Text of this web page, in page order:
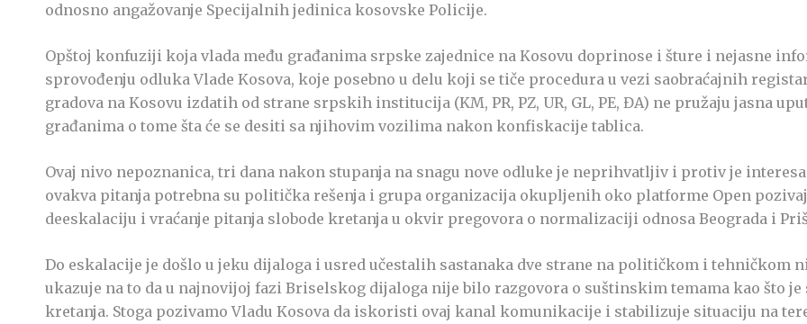
odnosno angažovanje Specijalnih jedinica kosovske Policije.
Opštoj konfuziji koja vlada među građanima srpske zajednice na Kosovu doprinose i šture i nejasne
sprovođenju odluka Vlade Kosova, koje posebno u delu koji se tiče procedura u vezi saobraćajnih
gradova na Kosovu izdatih od strane srpskih institucija (KM, PR, PZ, UR, GL, PE, ĐA) ne pružaju jasna
građanima o tome šta će se desiti sa njihovim vozilima nakon konfiskacije tablica.
Ovaj nivo nepoznanica, tri dana nakon stupanja na snagu nove odluke je neprihvatljiv i protiv je interesa
ovakva pitanja potrebna su politička rešenja i grupa organizacija okupljenih oko platforme Open
deeskalaciju i vraćanje pitanja slobode kretanja u okvir pregovora o normalizaciji odnosa Beograda i
Do eskalacije je došlo u jeku dijaloga i usred učestalih sastanaka dve strane na političkom i tehničkom
ukazuje na to da u najnovijoj fazi Briselskog dijaloga nije bilo razgovora o suštinskim temama kao što je
kretanja. Stoga pozivamo Vladu Kosova da iskoristi ovaj kanal komunikacije i stabilizuje situaciju na